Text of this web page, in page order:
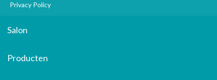
Privacy Policy
Salon
Producten